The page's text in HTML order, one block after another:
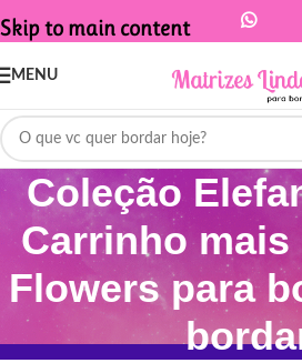
Skip to main content
MENU
Coleção
Carrinho
Flowers para